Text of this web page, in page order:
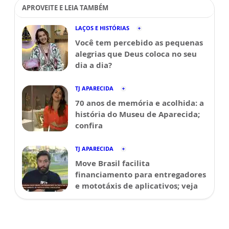
APROVEITE E LEIA TAMBÉM
LAÇOS E HISTÓRIAS
Você tem percebido as pequenas
alegrias que Deus coloca no seu
dia a dia?
TJ APARECIDA
70 anos de memória e acolhida: a
história do Museu de Aparecida;
confira
TJ APARECIDA
Move Brasil facilita
financiamento para entregadores
e mototáxis de aplicativos; veja